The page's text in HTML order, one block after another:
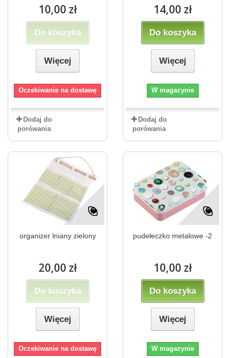
10,00 zł
Do koszyka
Więcej
Oczekiwanie na dostawę
Dodaj do
porówania
14,00 zł
Do koszyka
Więcej
W magazynie
Dodaj do
porówania
organizer lniany zielony
20,00 zł
Do koszyka
Więcej
Oczekiwanie na dostawę
pudełeczko metalowe -2
10,00 zł
Do koszyka
Więcej
W magazynie